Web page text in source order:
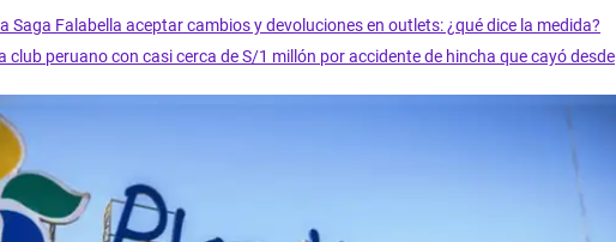
Saga Falabella aceptar cambios y devoluciones en outlets: ¿qué dice la medida?
club peruano con casi cerca de S/1 millón por accidente de hincha que cayó desde